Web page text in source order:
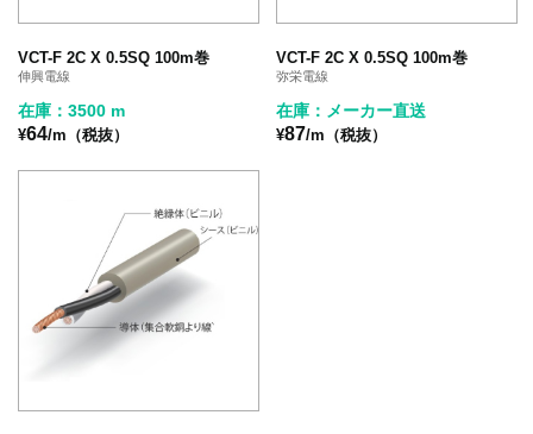
VCT-F 2C X 0.5SQ 100m巻
伸興電線
在庫：3500 m
¥64/m（税抜）
VCT-F 2C X 0.5SQ 100m巻
弥栄電線
在庫：メーカー直送
¥87/m（税抜）